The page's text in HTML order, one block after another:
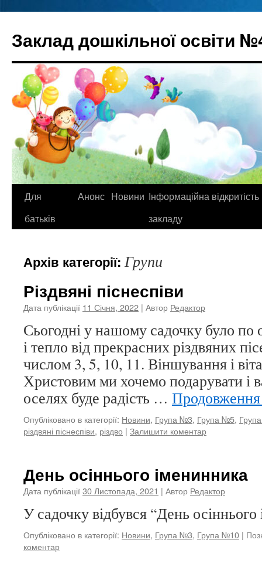
вмісту
Заклад дошкільної освіти
Для
батьків
Анонс Новини Інформаційна відкритість
закладу
Архів категорії: Групи
Різдвяні піснеспіви
Дата публікації 11 Січня, 2022 | Автор Редактор
Сьогодні у нашому садочку було
і тепло від прекрасних різдвяних
числом 3, 5, 10, 11. Віншування і
Христовим ми хочемо подарувати і
оселях буде радість …
Опубліковано в категорії: Новини, Група №3, Група №5,
різдвяні піснеспіви, різдво | Залишити коментар
День осіннього іменинника
Дата публікації30 Листопада, 2021 | Автор Редактор
У садочку відбувся “День
Опубліковано в категорії: Новини, Група №3, Група №10 |
коментар